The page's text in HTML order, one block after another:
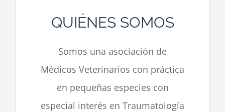
QUIÉNES SOMOS
Somos una asociación de
Médicos Veterinarios con práctica
en pequeñas especies con
especial interés en Traumatología